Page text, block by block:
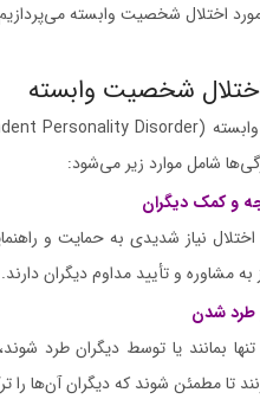
اختلال شخصیت وابسته می‌پردازیم.
شخصیت وابسته
شامل موارد زیر می‌شود:
و کمک دیگران
اختلال نیاز شدیدی به حمایت و
به مشاوره و تأیید مداوم دیگران دارند.
طرد شدن
تنها بمانند یا توسط دیگران
تا مطمئن شوند که دیگران آن‌ها را